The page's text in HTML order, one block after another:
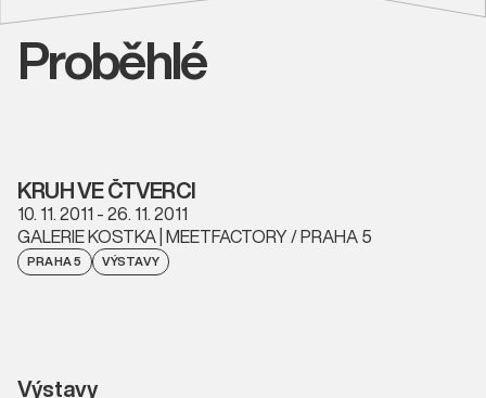
Proběhlé
KRUH VE ČTVERCI
10. 11. 2011 - 26. 11. 2011
GALERIE KOSTKA | MEETFACTORY / PRAHA 5
PRAHA 5 VÝSTAVY
Výstavy